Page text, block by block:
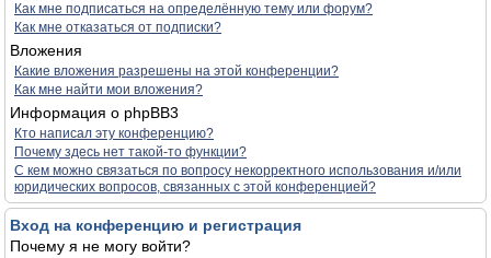
Как мне подписаться на определённую тему или форум?
Как мне отказаться от подписки?
Вложения
Какие вложения разрешены на этой конференции?
Как мне найти мои вложения?
Информация о phpBB3
Кто написал эту конференцию?
Почему здесь нет такой-то функции?
С кем можно связаться по вопросу некорректного использования и/или
юридических вопросов, связанных с этой конференцией?
Вход на конференцию и регистрация
Почему я не могу войти?